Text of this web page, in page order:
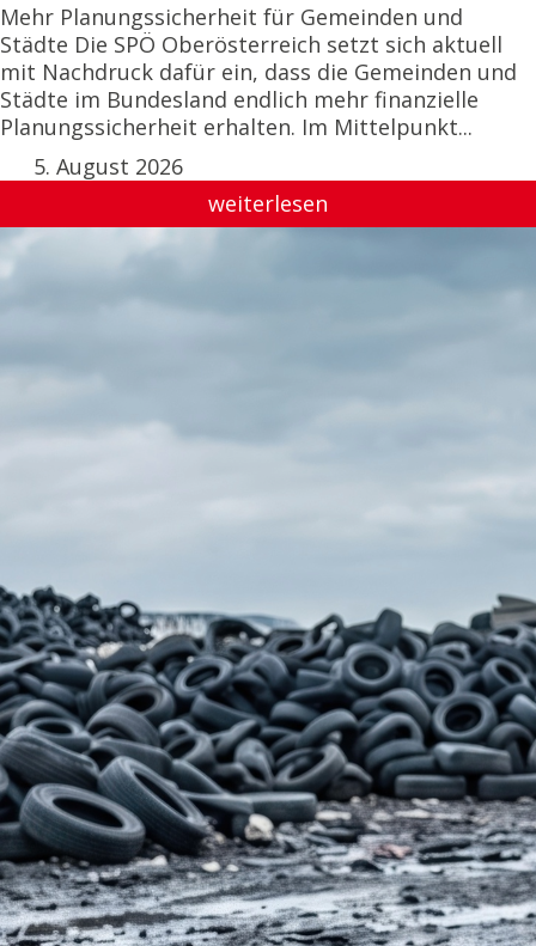
Mehr Planungssicherheit für Gemeinden und
Städte Die SPÖ Oberösterreich setzt sich aktuell
mit Nachdruck dafür ein, dass die Gemeinden und
Städte im Bundesland endlich mehr finanzielle
Planungssicherheit erhalten. Im Mittelpunkt...
5. August 2026
weiterlesen